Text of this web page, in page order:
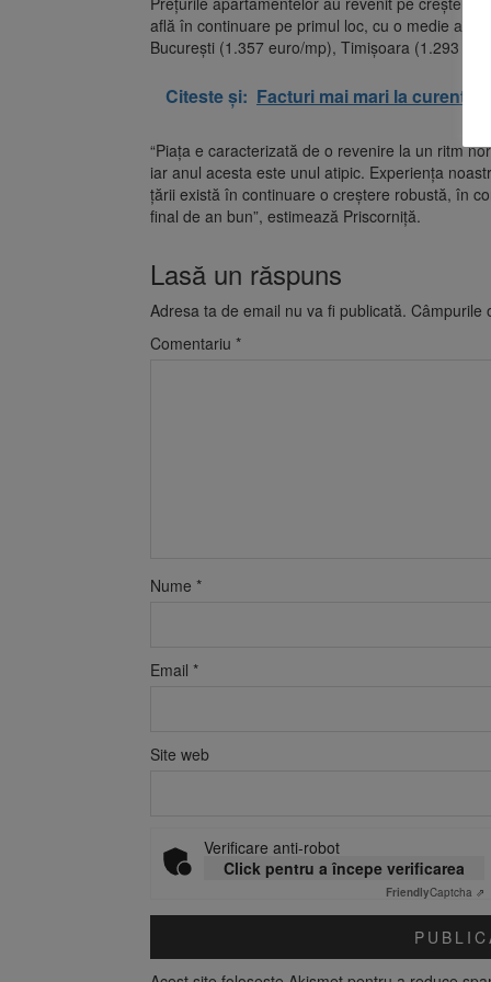
află în continuare pe primul loc, cu o medie a
București (1.357 euro/mp), Timișoara (1.293
Citeste și: Facturi mai mari la curent
“Piața e caracterizată de o revenire la un ritm
iar anul acesta este unul atipic. Experiența
țării există în continuare o creștere robustă, în
final de an bun”, estimează Priscorniță.
Lasă un răspuns
Adresa ta de email nu va fi publicată. Câmpurile
Comentariu *
Nume *
Email *
Site web
Verificare anti-robot
Click pentru a începe verificarea
FriendlyCaptcha ⇗